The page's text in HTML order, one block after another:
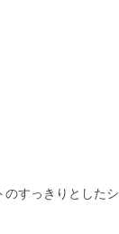
すっきりとしたシ